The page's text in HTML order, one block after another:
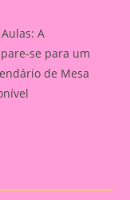
A
se para um
de Mesa